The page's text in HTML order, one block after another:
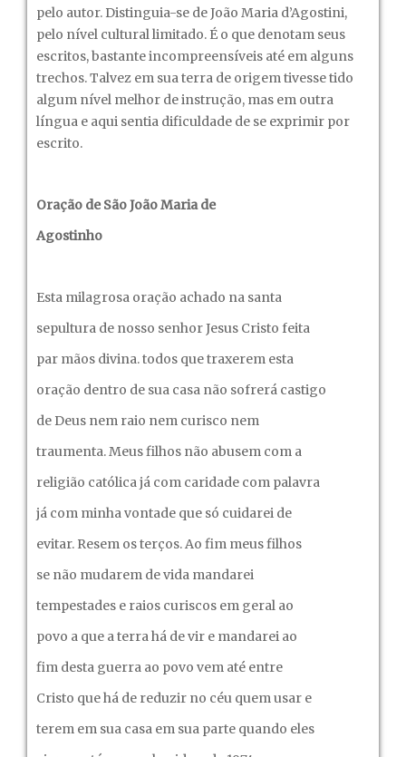
pelo autor. Distinguia-se de João Maria d’Agostini,
pelo nível cultural limitado. É o que denotam seus
escritos, bastante incompreensíveis até em alguns
trechos. Talvez em sua terra de origem tivesse tido
algum nível melhor de instrução, mas em outra
língua e aqui sentia dificuldade de se exprimir por
escrito.
Oração de São João Maria de
Agostinho
Esta milagrosa oração achado na santa
sepultura de nosso senhor Jesus Cristo feita
par mãos divina. todos que traxerem esta
oração dentro de sua casa não sofrerá castigo
de Deus nem raio nem curisco nem
traumenta. Meus filhos não abusem com a
religião católica já com caridade com palavra
já com minha vontade que só cuidarei de
evitar. Resem os terços. Ao fim meus filhos
se não mudarem de vida mandarei
tempestades e raios curiscos em geral ao
povo a que a terra há de vir e mandarei ao
fim desta guerra ao povo vem até entre
Cristo que há de reduzir no céu quem usar e
terem em sua casa em sua parte quando eles